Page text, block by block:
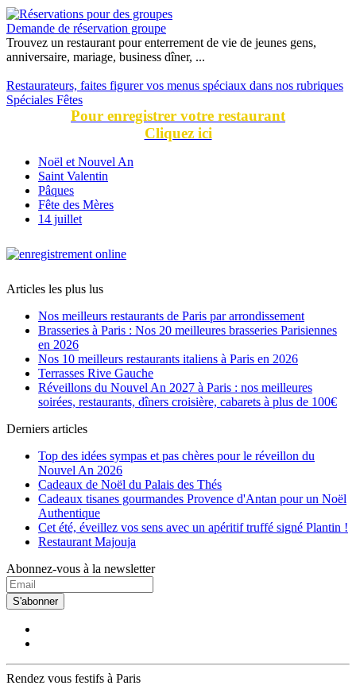
Demande de réservation groupe
Trouvez un restaurant pour enterrement de vie de jeunes gens,
anniversaire, mariage, business dîner, ...
Restaurateurs, faites figurer vos menus spéciaux dans nos rubriques
Spéciales Fêtes
Pour enregistrer votre restaurant
Cliquez ici
Noël et Nouvel An
Saint Valentin
Pâques
Fête des Mères
14 juillet
Articles les plus lus
Nos meilleurs restaurants de Paris par arrondissement
Brasseries à Paris : Nos 20 meilleures brasseries Parisiennes
en 2026
Nos 10 meilleurs restaurants italiens à Paris en 2026
Terrasses Rive Gauche
Réveillons du Nouvel An 2027 à Paris : nos meilleures
soirées, restaurants, dîners croisière, cabarets à plus de 100€
Derniers articles
Top des idées sympas et pas chères pour le réveillon du
Nouvel An 2026
Cadeaux de Noël du Palais des Thés
Cadeaux tisanes gourmandes Provence d'Antan pour un Noël
Authentique
Cet été, éveillez vos sens avec un apéritif truffé signé Plantin !
Restaurant Majouja
Abonnez-vous à la newsletter
S'abonner
Rendez vous festifs à Paris